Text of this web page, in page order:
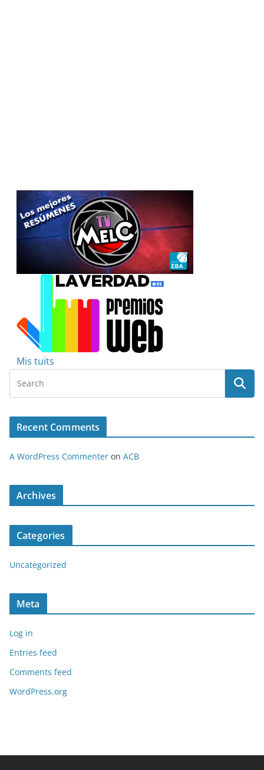
Mis tuits
Recent Comments
A WordPress Commenter on ACB
Archives
Categories
Uncategorized
Meta
Log in
Entries feed
Comments feed
WordPress.org